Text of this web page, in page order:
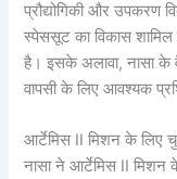
प्रौद्योगिकी और
स्पेससूट का विकास
है। इसके अलावा, नासा के
वापसी के लिए आवश्यक
आर्टेमिस II मिशन के लिए
नासा ने आर्टेमिस II मिशन